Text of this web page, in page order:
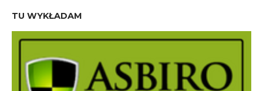
TU WYKŁADAM